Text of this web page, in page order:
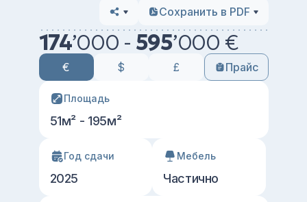
Сохранить в PDF
174’000 - 595’000 €
€ $ £ Прайс
Площадь
51м² - 195м²
Год сдачи
2025
Мебель
Частично